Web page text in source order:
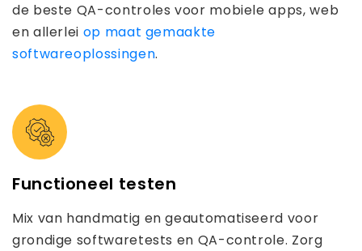
de beste QA-controles voor mobiele apps, web
en allerlei op maat gemaakte
softwareoplossingen.
Functioneel testen
Mix van handmatig en geautomatiseerd voor
grondige softwaretests en QA-controle. Zorg